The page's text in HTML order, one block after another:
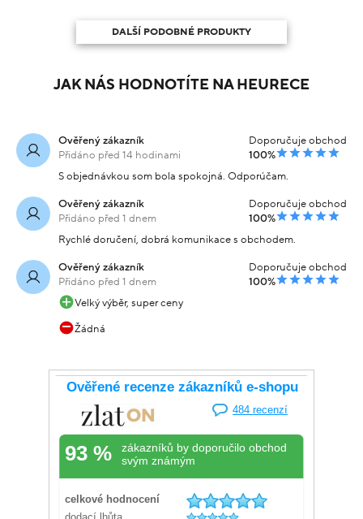
DALŠÍ PODOBNÉ PRODUKTY
JAK NÁS HODNOTÍTE NA HEURECE
Ověřený zákazník
Přidáno před 14 hodinami
Doporučuje obchod
100%
S objednávkou som bola spokojná. Odporúčam.
Ověřený zákazník
Přidáno před 1 dnem
Doporučuje obchod
100%
Rychlé doručení, dobrá komunikace s obchodem.
Ověřený zákazník
Přidáno před 1 dnem
Doporučuje obchod
100%
Velký výběr, super ceny
Žádná